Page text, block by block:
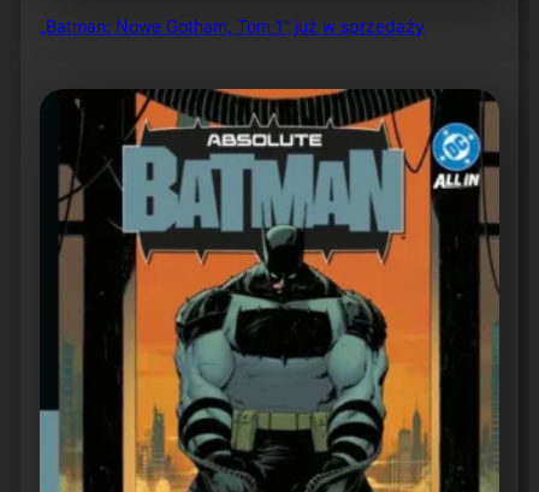
„Batman: Nowe Gotham, Tom 1” już w sprzedaży